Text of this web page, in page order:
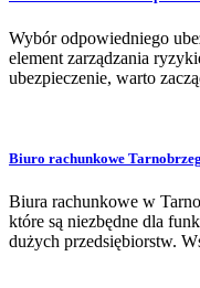
Wybór odpowiedniego
element zarządzania
ubezpieczenie, warto
Biuro rachunkowe Tarnobrzeg
Biura rachunkowe w
które są niezbędne dla
dużych przedsiębiorstw.